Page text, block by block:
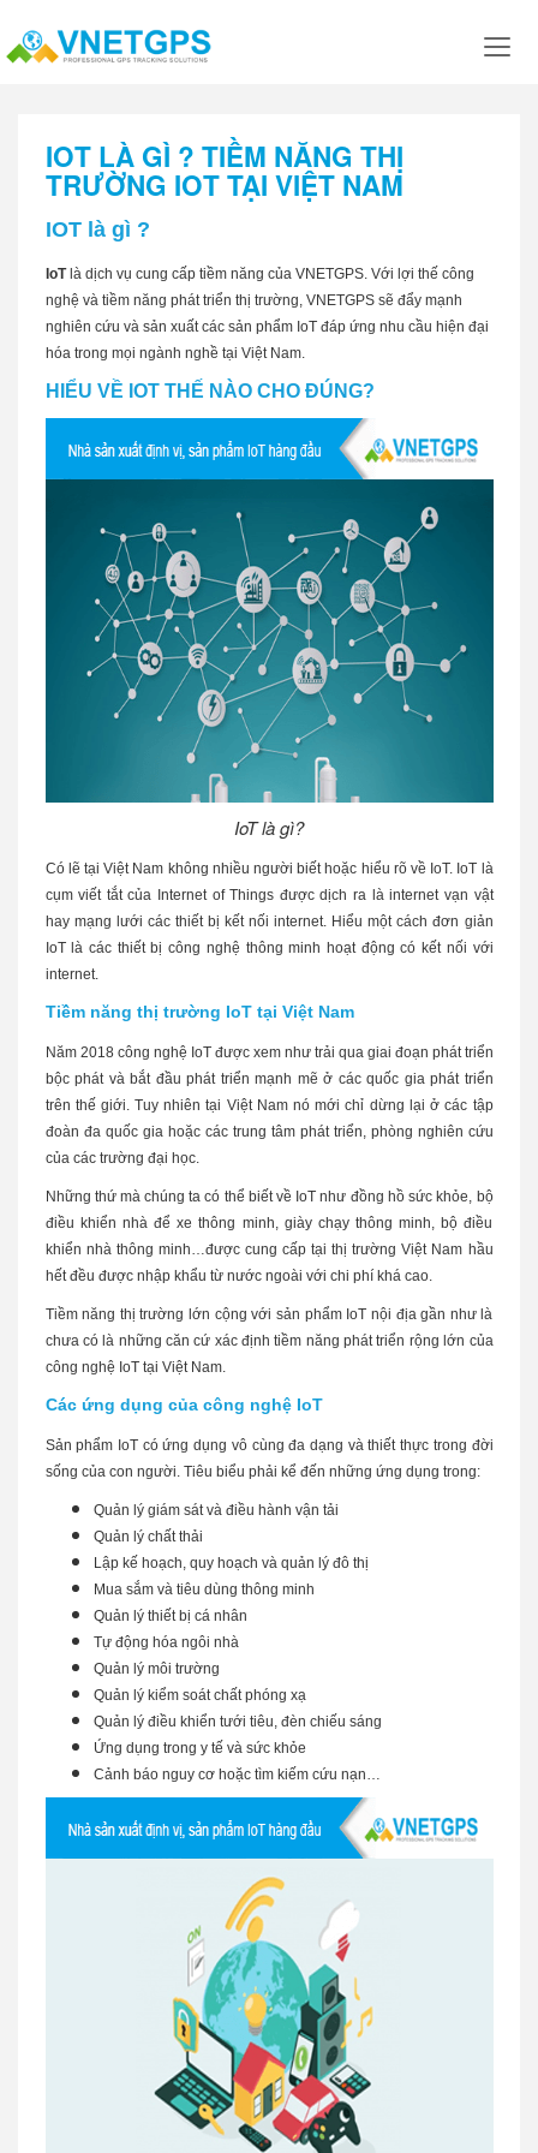
IOT LÀ GÌ ? TIỀM NĂNG THỊ
TRƯỜNG IOT TẠI VIỆT NAM
IOT là gì ?
IoTlà dịch vụ cung cấp tiềm năng của VNETGPS. Với lợi thế công
nghệ và tiềm năng phát triển thị trường, VNETGPS sẽ đẩy mạnh
nghiên cứu và sản xuất các sản phẩm IoT đáp ứng nhu cầu hiện đại
hóa trong mọi ngành nghề tại Việt Nam.
HIỂU VỀ IOT THẾ NÀO CHO ĐÚNG?
IoT là gì?
Có lẽ tại Việt Nam không nhiều người biết hoặc hiểu rõ về IoT. IoT là
cụm viết tắt của Internet of Things được dịch ra là internet vạn vật
hay mạng lưới các thiết bị kết nối internet. Hiểu một cách đơn giản
IoT là các thiết bị công nghệ thông minh hoạt động có kết nối với
internet.
Tiềm năng thị trường IoT tại Việt Nam
Năm 2018 công nghệ IoT được xem như trải qua giai đoạn phát triển
bộc phát và bắt đầu phát triển mạnh mẽ ở các quốc gia phát triển
trên thế giới. Tuy nhiên tại Việt Nam nó mới chỉ dừng lại ở các tập
đoàn đa quốc gia hoặc các trung tâm phát triển, phòng nghiên cứu
của các trường đại học.
Những thứ mà chúng ta có thể biết về IoT như đồng hồ sức khỏe, bộ
điều khiển nhà để xe thông minh, giày chạy thông minh, bộ điều
khiển nhà thông minh…được cung cấp tại thị trường Việt Nam hầu
hết đều được nhập khẩu từ nước ngoài với chi phí khá cao.
Tiềm năng thị trường lớn cộng với sản phẩm IoT nội địa gần như là
chưa có là những căn cứ xác định tiềm năng phát triển rộng lớn của
công nghệ IoT tại Việt Nam.
Các ứng dụng của công nghệ IoT
Sản phẩm IoT có ứng dụng vô cùng đa dạng và thiết thực trong đời
sống của con người. Tiêu biểu phải kể đến những ứng dụng trong:
Quản lý giám sát và điều hành vận tải
Quản lý chất thải
Lập kế hoạch, quy hoạch và quản lý đô thị
Mua sắm và tiêu dùng thông minh
Quản lý thiết bị cá nhân
Tự động hóa ngôi nhà
Quản lý môi trường
Quản lý kiểm soát chất phóng xạ
Quản lý điều khiển tưới tiêu, đèn chiếu sáng
Ứng dụng trong y tế và sức khỏe
Cảnh báo nguy cơ hoặc tìm kiếm cứu nạn…